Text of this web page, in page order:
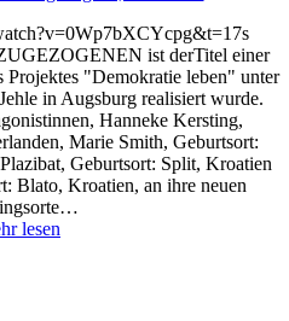
ist derTitel einer
Projektes "Demokratie leben" unter
in Augsburg realisiert wurde.
Hanneke Kersting,
Marie Smith, Geburtsort:
Geburtsort: Split, Kroatien
Blato, Kroatien, an ihre neuen
lesen